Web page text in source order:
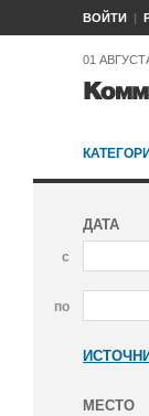
ВОЙТИ
01
ДАТА
с
по
МЕСТО